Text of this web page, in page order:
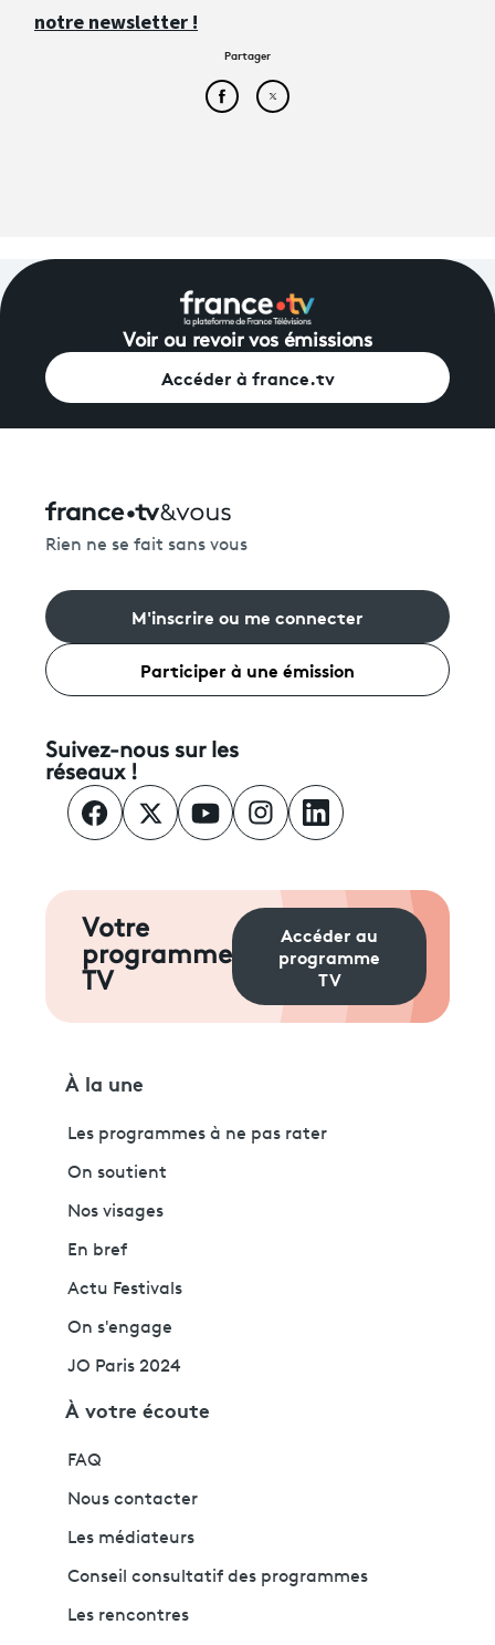
notre newsletter !
Partager
Partager cet article sur
Partager cet article sur
Voir ou revoir vos émissions
Accéder à france.tv
Rien ne se fait sans vous
M'inscrire ou me connecter
Participer à une émission
Suivez-nous sur les
réseaux !
Votre
programme
TV
Accéder au
programme
TV
À la une
Les programmes à ne pas rater
On soutient
Nos visages
En bref
Actu Festivals
On s'engage
JO Paris 2024
À votre écoute
FAQ
Nous contacter
Les médiateurs
Conseil consultatif des programmes
Les rencontres